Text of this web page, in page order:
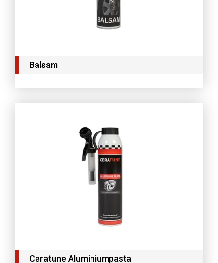
Balsam
Ceratune Aluminiumpasta